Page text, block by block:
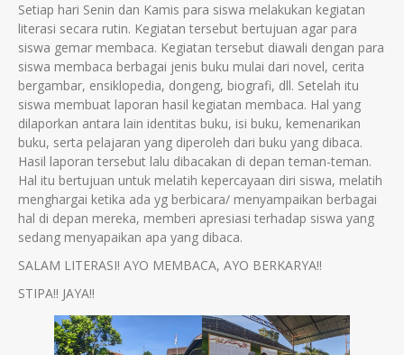
Setiap hari Senin dan Kamis para siswa melakukan kegiatan
literasi secara rutin. Kegiatan tersebut bertujuan agar para
siswa gemar membaca. Kegiatan tersebut diawali dengan para
siswa membaca berbagai jenis buku mulai dari novel, cerita
bergambar, ensiklopedia, dongeng, biografi, dll. Setelah itu
siswa membuat laporan hasil kegiatan membaca. Hal yang
dilaporkan antara lain identitas buku, isi buku, kemenarikan
buku, serta pelajaran yang diperoleh dari buku yang dibaca.
Hasil laporan tersebut lalu dibacakan di depan teman-teman.
Hal itu bertujuan untuk melatih kepercayaan diri siswa, melatih
menghargai ketika ada yg berbicara/ menyampaikan berbagai
hal di depan mereka, memberi apresiasi terhadap siswa yang
sedang menyapaikan apa yang dibaca.
SALAM LITERASI! AYO MEMBACA, AYO BERKARYA!!
STIPA!! JAYA!!